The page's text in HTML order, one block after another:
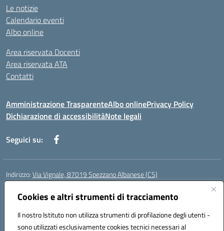
Cookies e altri strumenti di tracciamento
Il nostro Istituto non utilizza strumenti di profilazione degli utenti -
sono utilizzati esclusivamente cookies tecnici necessari al
Le notizie
Calendario eventi
Albo online
Area riservata Docenti
Area riservata ATA
Contatti
Amministrazione TrasparenteAlbo onlinePrivacy Policy
Dichiarazione di accessibilitàNote legali
Seguici su:
Indirizzo:Via Vignale, 87019 Spezzano Albanese (CS)
Centralino:
Posta elettronica certificata (PEC):csic878003@pec.istruzione.it
Codice fiscale: 94018300783
Codice meccanografico:CSIC878003